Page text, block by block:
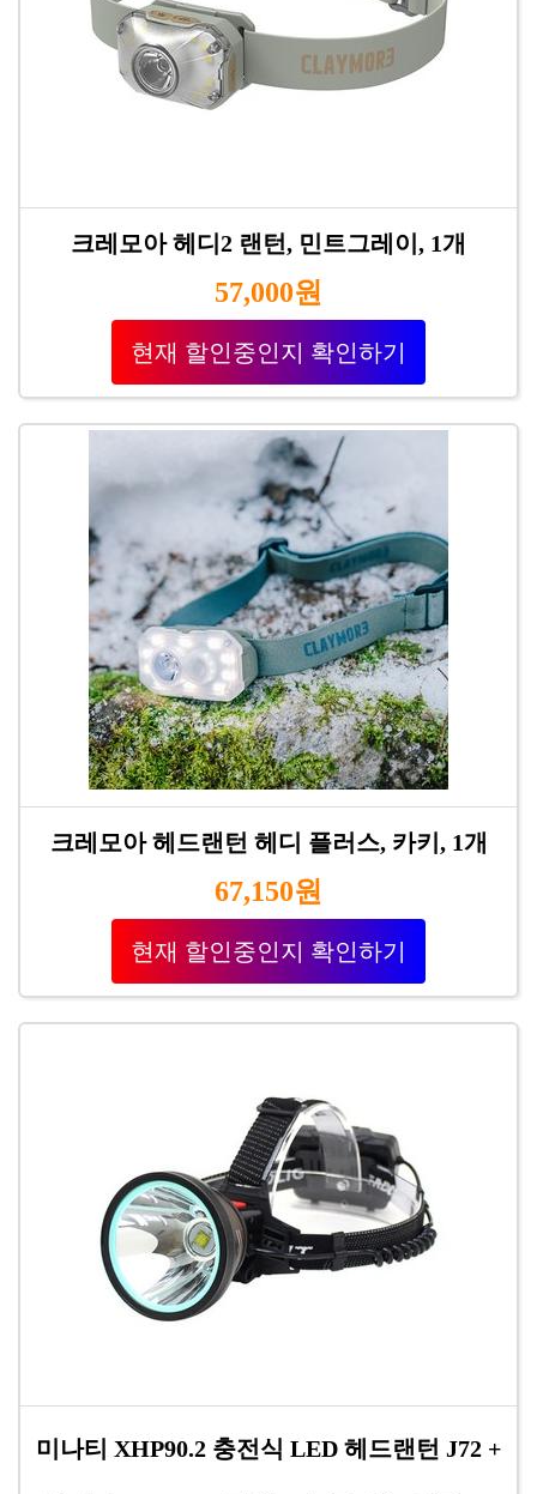
크레모아 헤디2 랜턴, 민트그레이, 1개
57,000원
현재 할인중인지 확인하기
크레모아 헤드랜턴 헤디 플러스, 카키, 1개
67,150원
현재 할인중인지 확인하기
미나티 XHP90.2 충전식 LED 헤드랜턴 J72 +